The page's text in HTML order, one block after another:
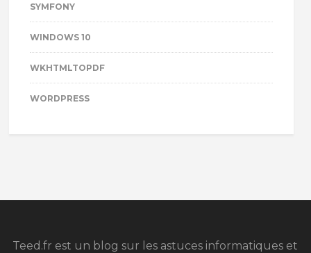
SYMFONY
WINDOWS 10
WKHTMLTOPDF
WORDPRESS
Teed.fr est un blog sur les astuces informatiques et